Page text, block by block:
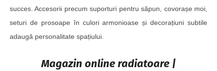
succes. Accesorii precum suporturi pentru săpun, covorașe moi,
seturi de prosoape în culori armonioase și decorațiuni subtile
adaugă personalitate spațiului.
Magazin online radiatoare |